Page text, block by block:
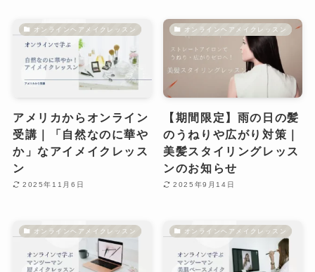
オンラインヘアメイクレッスン
アメリカからオンライン
受講｜「自然なのに華や
か」なアイメイクレッス
ン
2025年11月6日
オンラインヘアメイクレッスン
【期間限定】雨の日の髪
のうねりや広がり対策｜
美髪スタイリングレッス
ンのお知らせ
2025年9月14日
オンラインヘアメイクレッスン オンラインヘアメイクレッスン